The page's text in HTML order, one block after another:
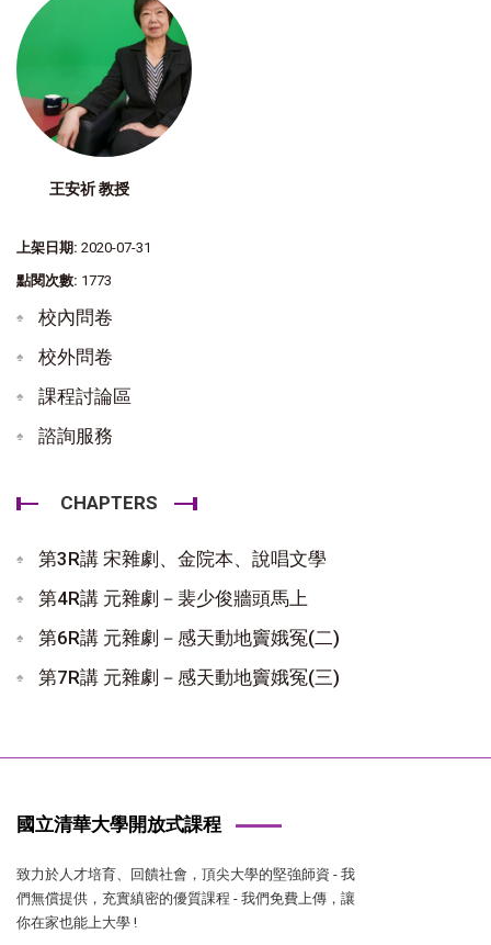
王安祈 教授
上架日期: 2020-07-31
點閱次數: 1773
校內問卷
校外問卷
課程討論區
諮詢服務
CHAPTERS
第3R講 宋雜劇、金院本、說唱文學
第4R講 元雜劇－裴少俊牆頭馬上
第6R講 元雜劇－感天動地竇娥冤(二)
第7R講 元雜劇－感天動地竇娥冤(三)
國立清華大學開放式課程
致力於人才培育、回饋社會，頂尖大學的堅強師資 - 我
們無償提供，充實縝密的優質課程 - 我們免費上傳，讓
你在家也能上大學 !